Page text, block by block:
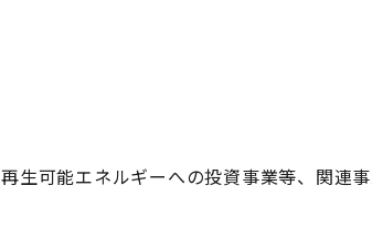
生可能エネルギーへの投資事業等、関連